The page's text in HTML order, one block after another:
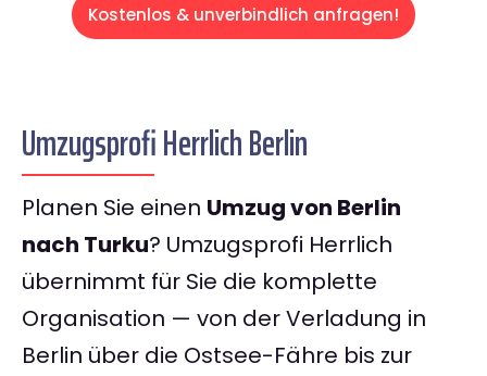
Kostenlos & unverbindlich anfragen!
Umzugsprofi Herrlich Berlin
Planen Sie einen Umzug von Berlin
nach Turku? Umzugsprofi Herrlich
übernimmt für Sie die komplette
Organisation — von der Verladung in
Berlin über die Ostsee-Fähre bis zur